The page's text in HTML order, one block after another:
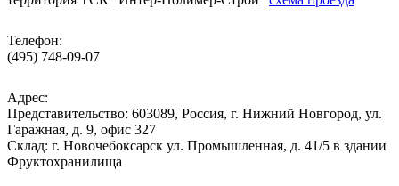
Телефон:
(495) 748-09-07
Адрес:
Представительство: 603089, Россия, г. Нижний Новгород, ул.
Гаражная, д. 9, офис 327
Склад: г. Новочебоксарск ул. Промышленная, д. 41/5 в здании
Фруктохранилища